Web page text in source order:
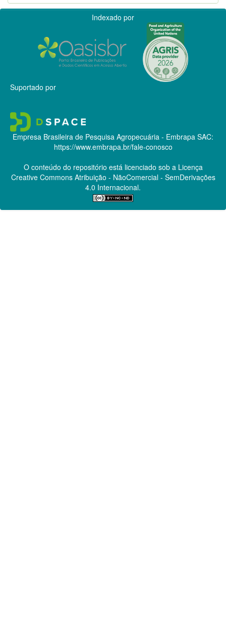
Indexado por
Suportado por
Empresa Brasileira de Pesquisa Agropecuária - Embrapa SAC:
https://www.embrapa.br/fale-conosco
O conteúdo do repositório está licenciado sob a Licença
Creative CommonsAtribuição - NãoComercial - SemDerivações
4.0 Internacional.